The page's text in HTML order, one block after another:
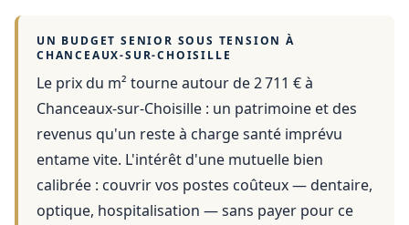
UN BUDGET SENIOR SOUS TENSION À
CHANCEAUX-SUR-CHOISILLE
Le prix du m² tourne autour de 2 711 €à
Chanceaux-sur-Choisille : un patrimoine et des
revenus qu'un reste à charge santé imprévu
entame vite. L'intérêt d'une mutuelle bien
calibrée : couvrir vos postes coûteux — dentaire,
optique, hospitalisation — sans payer pour ce